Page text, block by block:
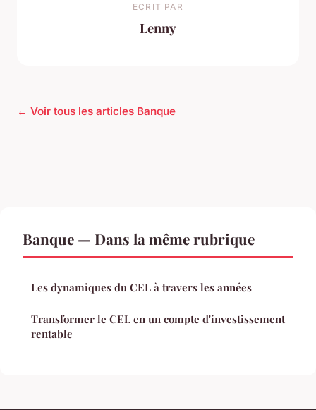
ECRIT PAR
Lenny
← Voir tous les articles Banque
Banque — Dans la même rubrique
Les dynamiques du CEL à travers les années
Transformer le CEL en un compte d'investissement
rentable